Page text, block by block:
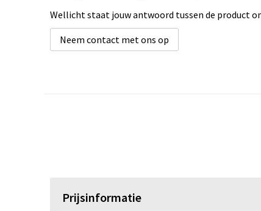
Wellicht staat jouw antwoord tussen de product
Neem contact met ons op
Prijsinformatie